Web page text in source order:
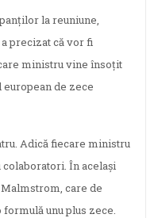
la reuniune,
precizat că vor fi
ministru vine însoţit
de zece
Adică fiecare ministru
În acelaşi
care de
unu plus zece.